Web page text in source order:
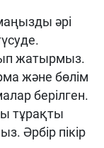
әрі
жатырмыз.
және бөлім
берілген.
тұрақты
Әрбір пікір